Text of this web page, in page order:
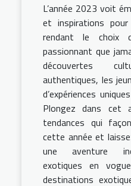
L’année 2023 voit
et inspirations
rendant le choix
passionnant que
découvertes
authentiques, les
d’expériences
Plongez dans cet
tendances qui
cette année et
une aventure
exotiques en
destinations